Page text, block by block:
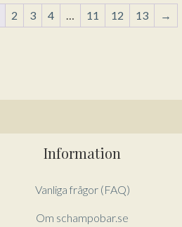
2 3 4 11 12 13 →
Information
Vanliga frågor (FAQ)
Om schampobar.se